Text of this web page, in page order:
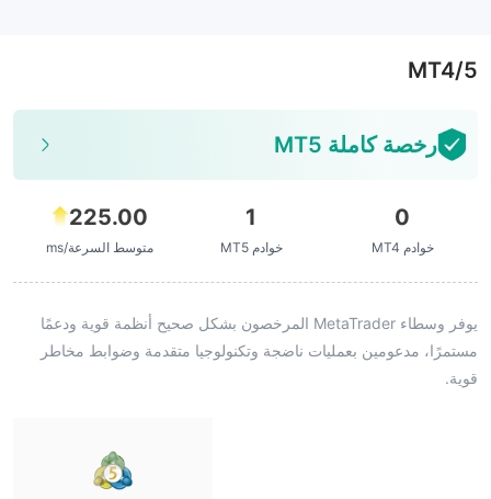
MT4/5
رخصة كاملة MT5
0
خوادم MT4
1
خوادم MT5
225.00
متوسط السرعة/ms
يوفر وسطاء MetaTrader المرخصون بشكل صحيح أنظمة قوية ودعمًا
مستمرًا، مدعومين بعمليات ناضجة وتكنولوجيا متقدمة وضوابط مخاطر
قوية.